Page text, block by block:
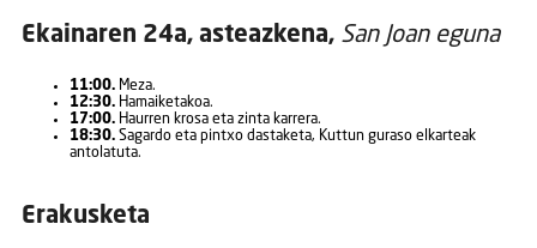
Ekainaren 24a, asteazkena, San Joan eguna
11:00.Meza.
12:30.Hamaiketakoa.
17:00.Haurren krosa eta zinta karrera.
18:30.Sagardo eta pintxo dastaketa, Kuttun guraso elkarteak
antolatuta.
Erakusketa